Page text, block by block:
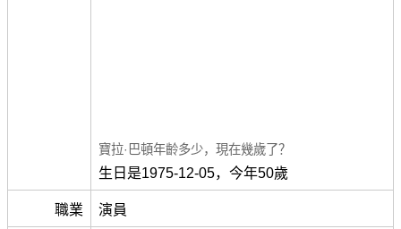
寶拉·巴頓年齡多少，現在幾歲了？
生日是1975-12-05，今年50歲
職業 演員